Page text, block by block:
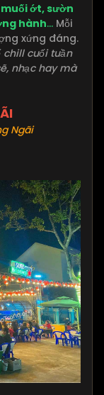
ớt, sườn
hành... Mỗi
xứng đáng.
chill cuối tuần
nhạc hay mà
Ngãi